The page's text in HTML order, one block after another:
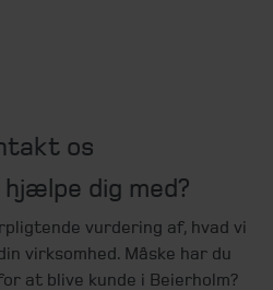
os
hjælpe dig med?
vurdering af, hvad vi
virksomhed. Måske har du
at blive kunde i Beierholm?